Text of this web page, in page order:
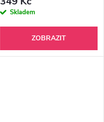
Skladem
ZOBRAZIT